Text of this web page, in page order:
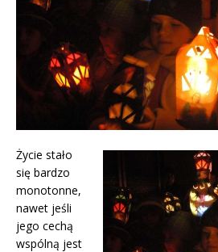
Życie stało
się bardzo
monotonne,
nawet jeśli
jego cechą
wspólną jest